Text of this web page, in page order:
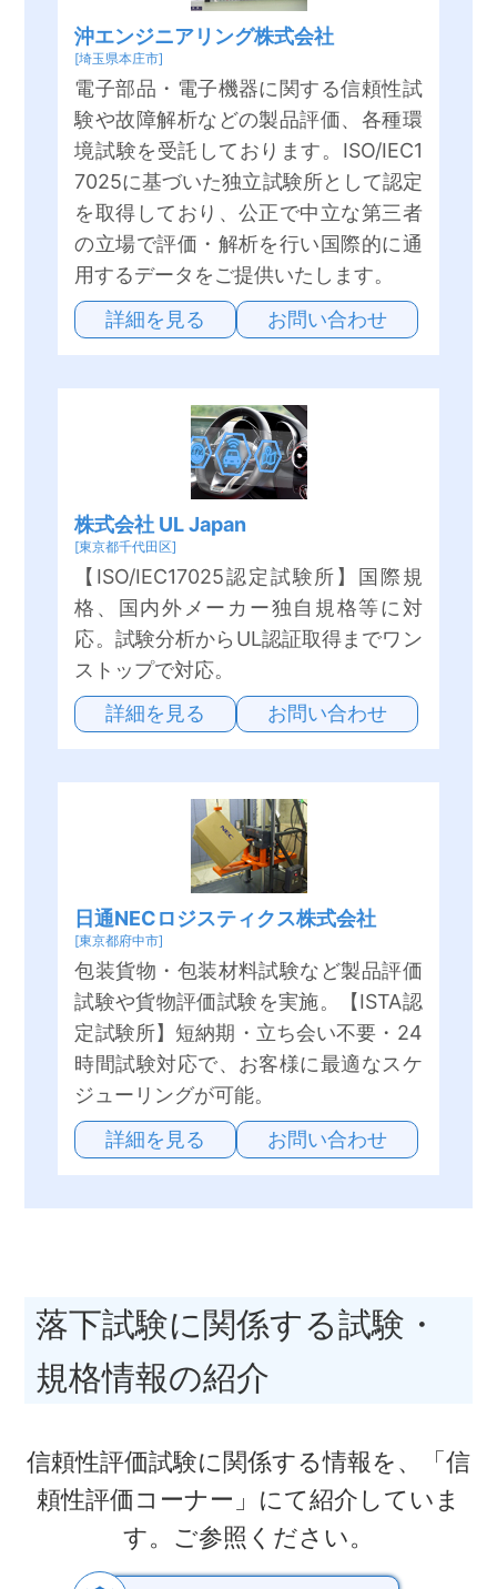
沖エンジニアリング株式会社
[埼玉県本庄市]
電子部品・電子機器に関する信頼性試
験や故障解析などの製品評価、各種環
境試験を受託しております。ISO/IEC1
7025に基づいた独立試験所として認定
を取得しており、公正で中立な第三者
の立場で評価・解析を行い国際的に通
用するデータをご提供いたします。
詳細を見る
お問い合わせ
株式会社 UL Japan
[東京都千代田区]
【ISO/IEC17025認定試験所】国際規
格、国内外メーカー独自規格等に対
応。試験分析からUL認証取得までワン
ストップで対応。
詳細を見る
お問い合わせ
日通NECロジスティクス株式会社
[東京都府中市]
包装貨物・包装材料試験など製品評価
試験や貨物評価試験を実施。【ISTA認
定試験所】短納期・立ち会い不要・24
時間試験対応で、お客様に最適なスケ
ジューリングが可能。
詳細を見る
お問い合わせ
落下試験に関係する試験・
規格情報の紹介
信頼性評価試験に関係する情報を、「信
頼性評価コーナー」にて紹介していま
す。ご参照ください。